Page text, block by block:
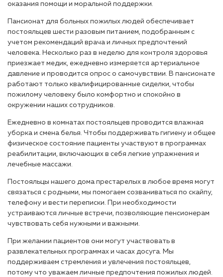
оказания помощи и моральной поддержки.
Пансионат для больных пожилых людей обеспечивает
постояльцев шести разовым питанием, подобранным с
учетом рекомендаций врача и личных предпочтений
человека. Несколько раз в неделю для контроля здоровья
приезжает медик, ежедневно измеряется артериальное
давление и проводится опрос о самочувствии. В пансионате
работают только квалифицированные сиделки, чтобы
пожилому человеку было комфортно и спокойно в
окружении наших сотрудников.
Ежедневно в комнатах постояльцев проводится влажная
уборка и смена белья. Чтобы поддерживать гигиену и общее
физическое состояние пациенты участвуют в программах
реабилитации, включающих в себя легкие упражнения и
лечебные массажи.
Постояльцы нашего дома престарелых в любое время могут
связаться с родными, мы помогаем созваниваться по скайпу,
телефону и вести переписки. При необходимости
устраиваются личные встречи, позволяющие пенсионерам
чувствовать себя нужными и важными.
При желании пациентов они могут участвовать в
развлекательных программах и часах досуга. Мы
поддерживаем стремления и увлечения постояльцев,
потому что уважаем личные предпочтения пожилых людей.